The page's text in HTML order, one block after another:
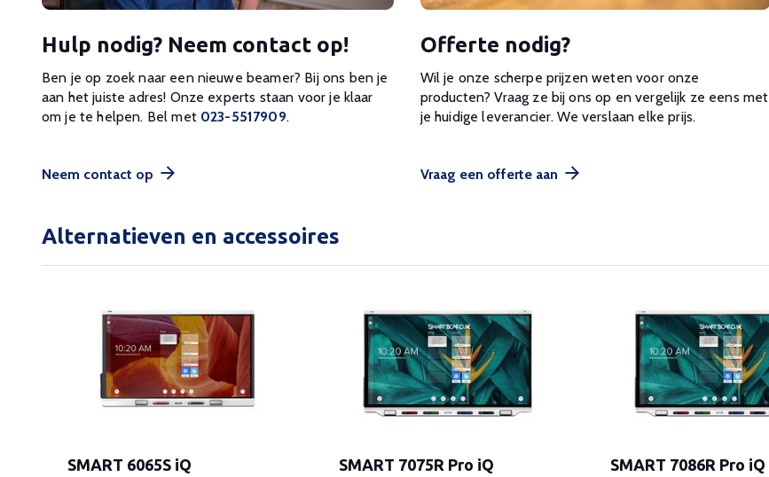
Hulp nodig? Neem contact op!
Ben je op zoek naar een nieuwe beamer? Bij ons ben je
aan het juiste adres! Onze experts staan voor je klaar
om je te helpen. Bel met 023-5517909.
Neem contact op
Offerte nodig?
Wil je onze scherpe prijzen weten voor onze
producten? Vraag ze bij ons op en vergelijk ze eens met
je huidige leverancier. We verslaan elke prijs.
Vraag een offerte aan
Alternatieven en accessoires
SMART 6065S iQ SMART 7075R Pro iQ SMART 7086R Pro iQ